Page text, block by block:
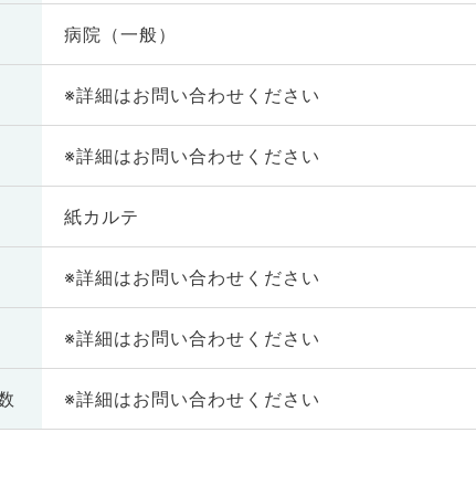
病院（一般）
※詳細はお問い合わせください
※詳細はお問い合わせください
紙カルテ
※詳細はお問い合わせください
※詳細はお問い合わせください
※詳細はお問い合わせください